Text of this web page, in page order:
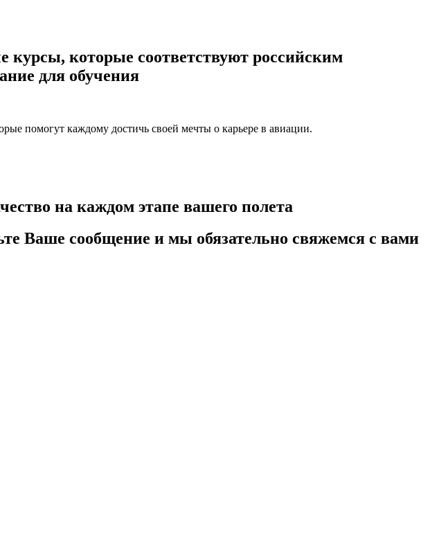
курсы, которые соответствуют российским
для обучения
помогут каждому достичь своей мечты о карьере в авиации.
на каждом этапе вашего полета
Ваше сообщение и мы обязательно свяжемся с вами